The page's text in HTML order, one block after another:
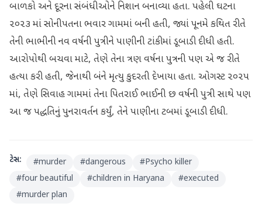
બાળકો અને દૂરના સંબંધીઓને નિશાન બનાવ્યા હતા. પહેલી ઘટના
૨૦૨૩ માં સોનીપતના ભવાર ગામમાં બની હતી, જ્યાં પૂનમે કથિત રીતે
તેની ભાભીની નવ વર્ષની પુત્રીને પાણીની ટાંકીમાં ડૂબાડી દીધી હતી.
આરોપોથી બચવા માટે, તેણે તેના ત્રણ વર્ષના પુત્રની પણ એ જ રીતે
હત્યા કરી હતી, જેનાથી બંને મૃત્યુ કુદરતી દેખાયા હતા. ઓગસ્ટ ૨૦૨૫
માં, તેણે સિવાહ ગામમાં તેના પિતરાઈ ભાઈની છ વર્ષની પુત્રી સાથે પણ
આ જ પદ્ધતિનું પુનરાવર્તન કર્યું, તેને પાણીના ટબમાં ડૂબાડી દીધી.
ટેગ્સ: #murder #dangerous #Psycho killer
#four beautiful #children in Haryana #executed
#murder plan